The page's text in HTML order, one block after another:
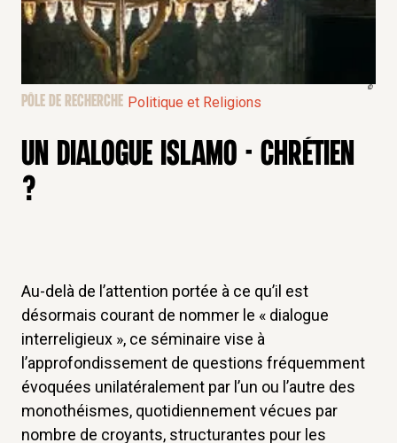
©
PÔLE DE RECHERCHE Politique et Religions
UN DIALOGUE ISLAMO - CHRÉTIEN
?
Au-delà de l’attention portée à ce qu’il est
désormais courant de nommer le « dialogue
interreligieux », ce séminaire vise à
l’approfondissement de questions fréquemment
évoquées unilatéralement par l’un ou l’autre des
monothéismes, quotidiennement vécues par
nombre de croyants, structurantes pour les